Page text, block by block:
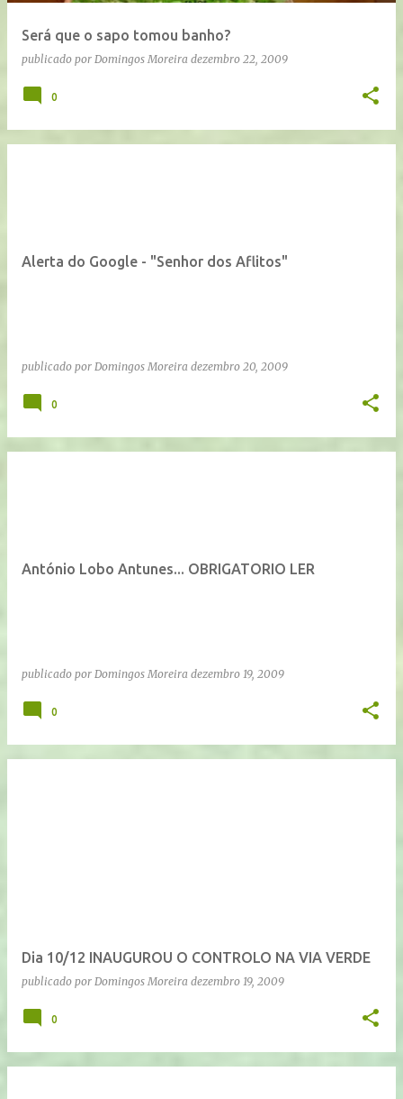
Será que o sapo tomou banho?
publicado por Domingos Moreira dezembro 22, 2009
0
Alerta do Google - "Senhor dos Aflitos"
publicado por Domingos Moreira dezembro 20, 2009
0
António Lobo Antunes... OBRIGATORIO LER
publicado por Domingos Moreira dezembro 19, 2009
0
Dia 10/12 INAUGUROU O CONTROLO NA VIA VERDE
publicado por Domingos Moreira dezembro 19, 2009
0